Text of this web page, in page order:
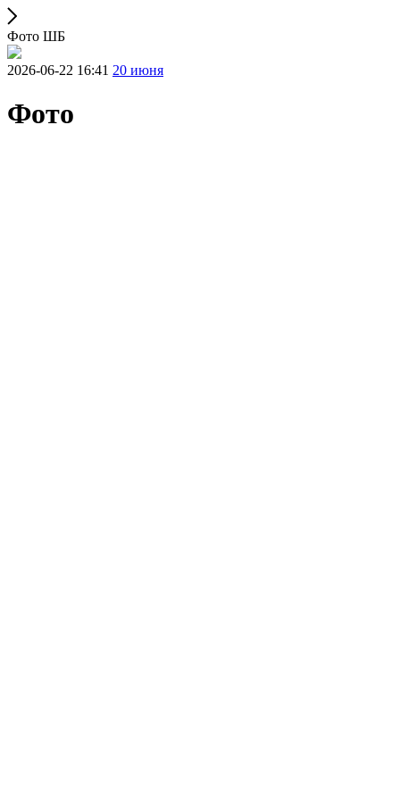
Фото ШБ
2026-06-22 16:41 20 июня
Фото